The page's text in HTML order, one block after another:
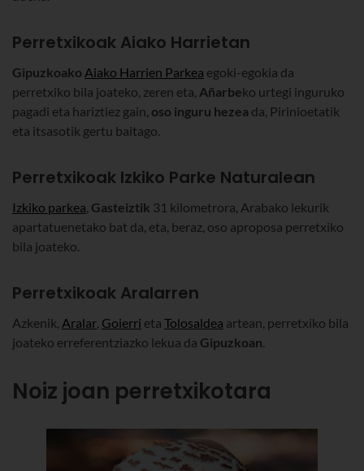
Perretxikoak Aiako Harrietan
Gipuzkoako Aiako Harrien Parkea egoki-egokia da
perretxiko bila joateko, zeren eta, Añarbeko urtegi inguruko
pagadi eta hariztiez gain, oso inguru hezea da, Pirinioetatik
eta itsasotik gertu baitago.
Perretxikoak Izkiko Parke Naturalean
Izkiko parkea, Gasteiztik 31 kilometrora, Arabako lekurik
apartatuenetako bat da, eta, beraz, oso aproposa perretxiko
bila joateko.
Perretxikoak Aralarren
Azkenik, Aralar, Goierri eta Tolosaldea artean, perretxiko bila
joateko erreferentziazko lekua da Gipuzkoan.
Noiz joan perretxikotara